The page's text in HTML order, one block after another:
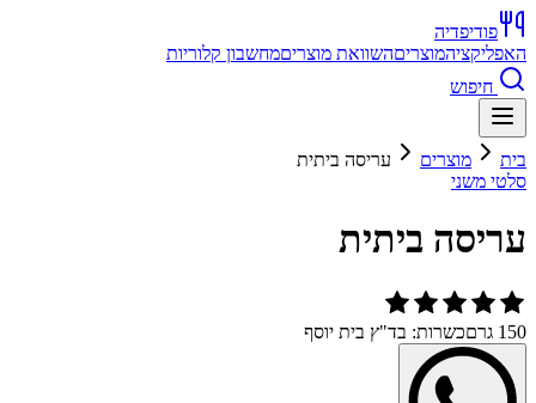
פודיפדיה
האפליקציהמוצריםהשוואת מוצריםמחשבון קלוריות
חיפוש
בית מוצרים
עריסה ביתית
סלטי משני
עריסה ביתית
150 גרם כשרות: בד"ץ בית יוסף